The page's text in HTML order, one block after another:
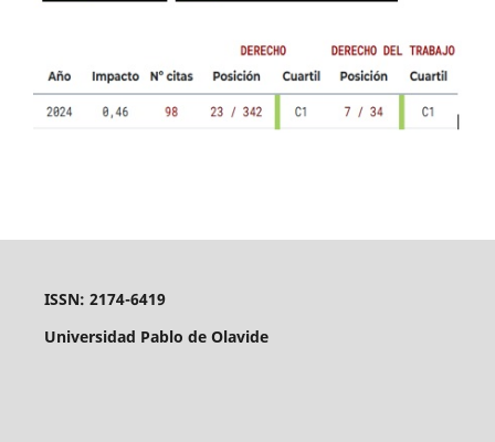
ISSN: 2174-6419
Universidad Pablo de Olavide